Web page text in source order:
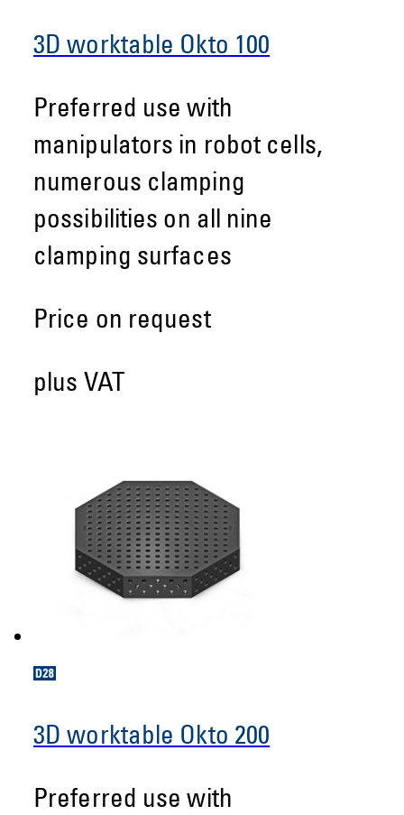
3D worktable Okto 100
Preferred use with
manipulators in robot cells,
numerous clamping
possibilities on all nine
clamping surfaces
Price on request
plus VAT
3D worktable Okto 200
Preferred use with